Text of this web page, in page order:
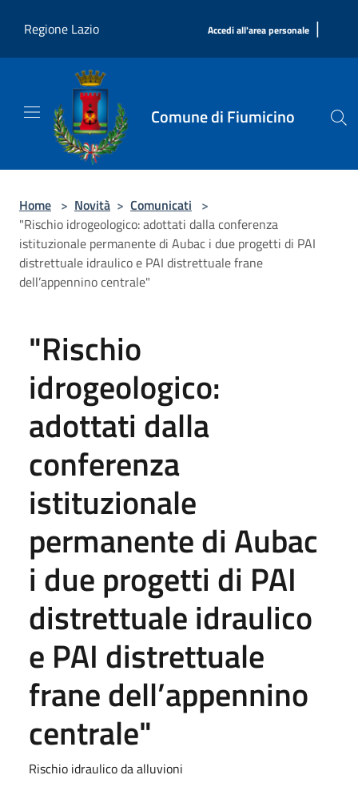
Regione Lazio
Accedi all'area personale |
Comune di Fiumicino
Home > Novità > Comunicati >
"Rischio idrogeologico: adottati dalla conferenza
istituzionale permanente di Aubac i due progetti di PAI
distrettuale idraulico e PAI distrettuale frane
dell’appennino centrale"
"Rischio
idrogeologico:
adottati dalla
conferenza
istituzionale
permanente di Aubac
i due progetti di PAI
distrettuale idraulico
e PAI distrettuale
frane dell’appennino
centrale"
Rischio idraulico da alluvioni